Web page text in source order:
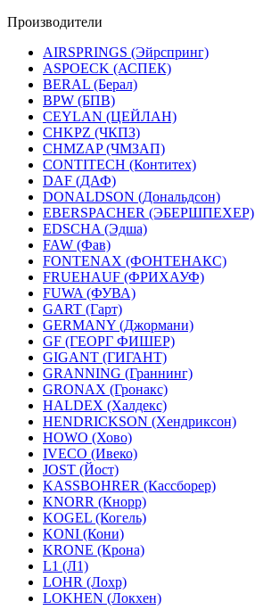
Производители
AIRSPRINGS (Эйрспринг)
ASPOECK (АСПЕК)
BERAL (Берал)
BPW (БПВ)
CEYLAN (ЦЕЙЛАН)
CHKPZ (ЧКПЗ)
CHMZAP (ЧМЗАП)
CONTITECH (Контитех)
DAF (ДАФ)
DONALDSON (Дональдсон)
EBERSPACHER (ЭБЕРШПЕХЕР)
EDSCHA (Эдша)
FAW (Фав)
FONTENAX (ФОНТЕНАКС)
FRUEHAUF (ФРИХАУФ)
FUWA (ФУВА)
GART (Гарт)
GERMANY (Джормани)
GF (ГЕОРГ ФИШЕР)
GIGANT (ГИГАНТ)
GRANNING (Граннинг)
GRONAX (Гронакс)
HALDEX (Халдекс)
HENDRICKSON (Хендриксон)
HOWO (Хово)
IVECO (Ивеко)
JOST (Йост)
KASSBOHRER (Касcборер)
KNORR (Кнорр)
KOGEL (Когель)
KONI (Кони)
KRONE (Крона)
L1 (Л1)
LOHR (Лохр)
LOKHEN (Локхен)